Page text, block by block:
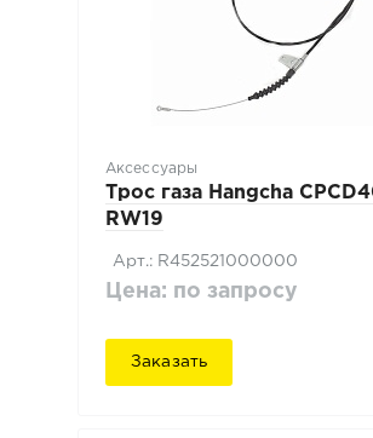
Аксессуары
Трос газа Hangcha
RW19
Арт.: R452521000000
Цена: по запросу
Заказать